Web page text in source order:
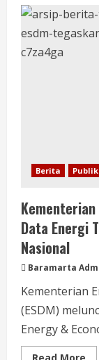
Berita
Kementerian
Data Energi
Nasional
Baramarta
Kementerian
(ESDM)
Energy &